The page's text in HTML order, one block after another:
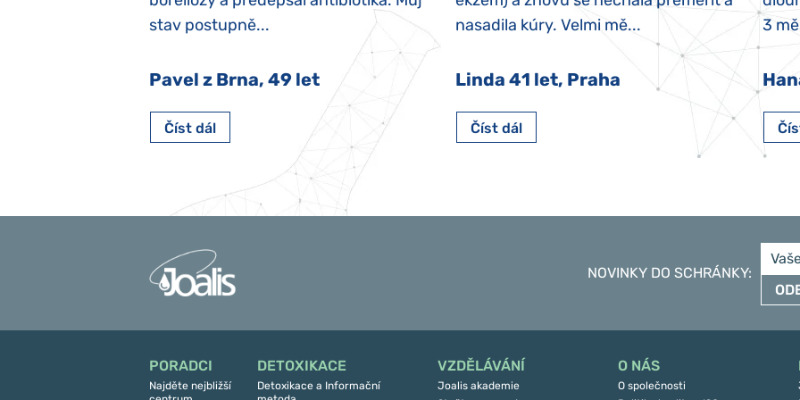
stav postupně...
Pavel z Brna, 49 let
Číst dál
nasadila kúry. Velmi mě...
Linda 41 let, Praha
Číst dál
3
NOVINKY DO SCHRÁNKY:
PORADCI
Najděte nejbližší
DETOXIKACE
Detoxikace a Informační
VZDĚLÁVÁNÍ
Joalis akademie
O NÁS
O společnosti